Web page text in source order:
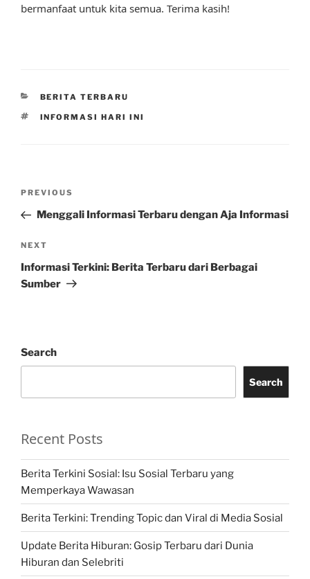
bermanfaat untuk kita semua. Terima kasih!
CATEGORIES
BERITA TERBARU
TAGS
INFORMASI HARI INI
Previous
Post
PREVIOUS
Menggali Informasi Terbaru dengan Aja Informasi
Next
Post
NEXT
Informasi Terkini: Berita Terbaru dari Berbagai
Sumber
Search
Search
Recent Posts
Berita Terkini Sosial: Isu Sosial Terbaru yang
Memperkaya Wawasan
Berita Terkini: Trending Topic dan Viral di Media Sosial
Update Berita Hiburan: Gosip Terbaru dari Dunia
Hiburan dan Selebriti